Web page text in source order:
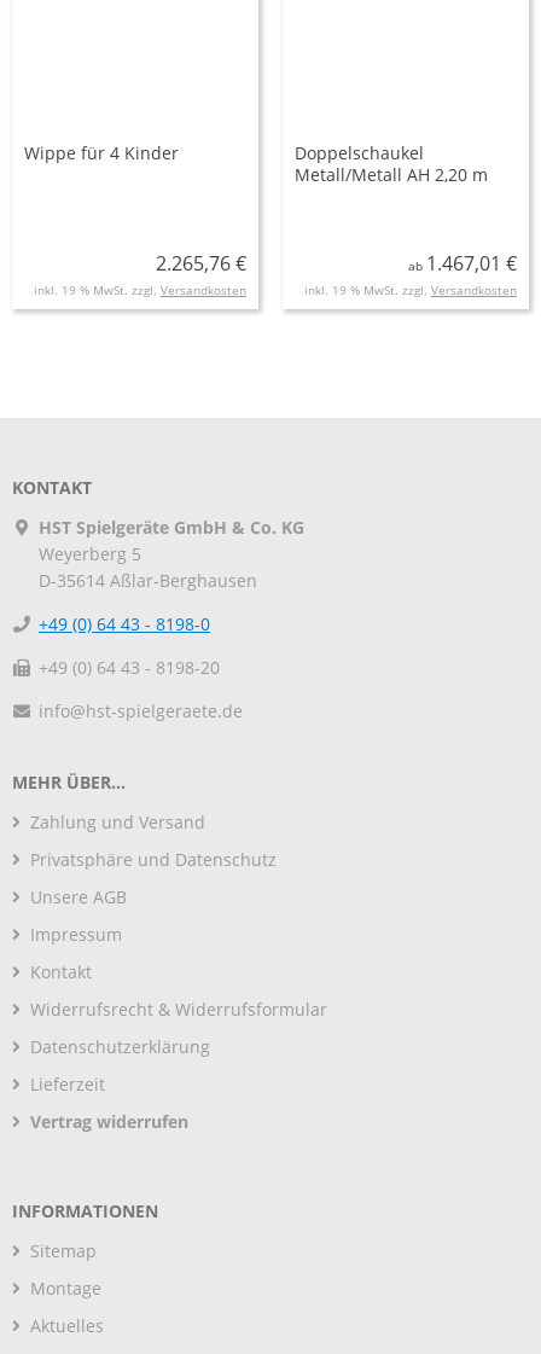
Wippe für 4 Kinder
2.265,76 €
inkl. 19 % MwSt. zzgl. Versandkosten
Doppelschaukel
Metall/Metall AH 2,20 m
ab 1.467,01 €
inkl. 19 % MwSt. zzgl. Versandkosten
KONTAKT
HST Spielgeräte GmbH & Co. KG
Weyerberg 5
D-35614 Aßlar-Berghausen
+49 (0) 64 43 - 8198-0
+49 (0) 64 43 - 8198-20
info@hst-spielgeraete.de
MEHR ÜBER...
Zahlung und Versand
Privatsphäre und Datenschutz
Unsere AGB
Impressum
Kontakt
Widerrufsrecht & Widerrufsformular
Datenschutzerklärung
Lieferzeit
Vertrag widerrufen
INFORMATIONEN
Sitemap
Montage
Aktuelles